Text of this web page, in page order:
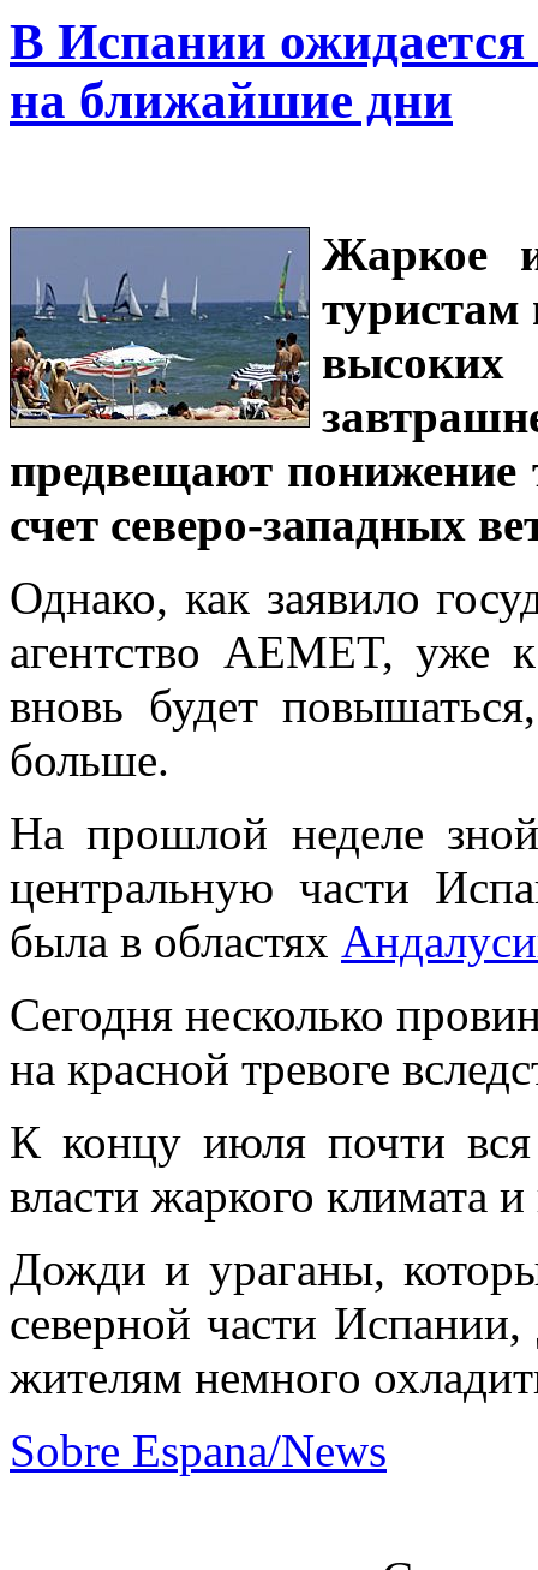
В Испании
на ближайшие дни
Жаркое
туристам
предвещают понижение
счет северо-западных
Однако, как заявило
агентство AEMET, уже
вновь будет
больше.
На прошлой неделе
центральную части
была в областях
Сегодня несколько
на красной тревоге
К концу июля почти вся
власти жаркого климата
Дожди и ураганы,
северной части
жителям немного
Sobre Espana/News